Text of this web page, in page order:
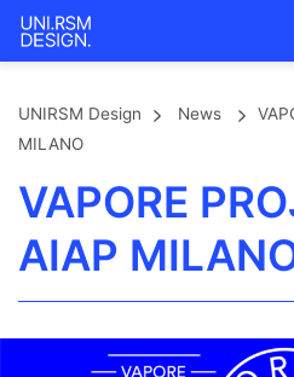
UNIRSM Design News
MILANO
VAPORE
AIAP